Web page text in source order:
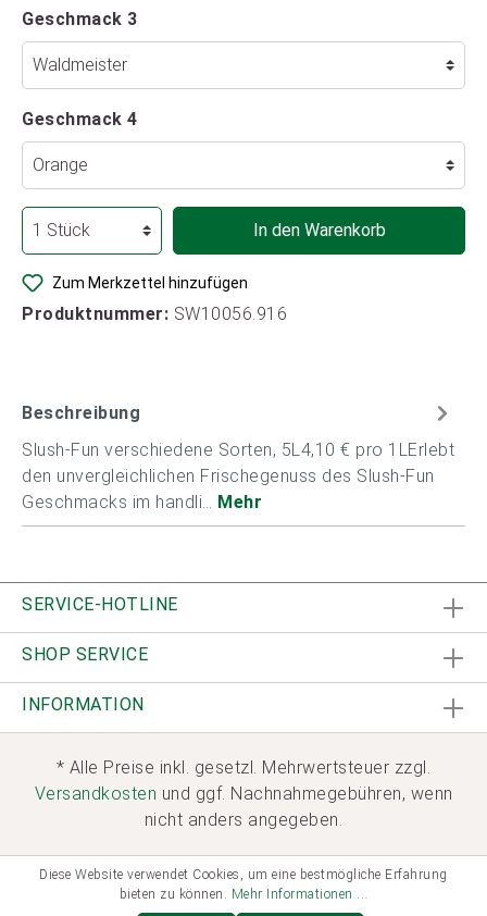
Geschmack 3
Geschmack 4
In den Warenkorb
Zum Merkzettel hinzufügen
Produktnummer: SW10056.916
Beschreibung
Slush-Fun verschiedene Sorten, 5L4,10 € pro 1LErlebt
den unvergleichlichen Frischegenuss des Slush-Fun
Geschmacks im handli… Mehr
SERVICE-HOTLINE
SHOP SERVICE
INFORMATION
* Alle Preise inkl. gesetzl. Mehrwertsteuer zzgl.
Versandkosten und ggf. Nachnahmegebühren, wenn
nicht anders angegeben.
Diese Website verwendet Cookies, um eine bestmögliche Erfahrung
bieten zu können. Mehr Informationen ...